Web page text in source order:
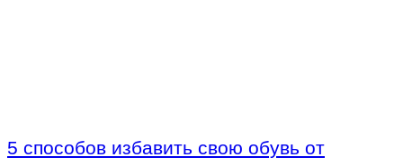
5 способов избавить свою обувь от